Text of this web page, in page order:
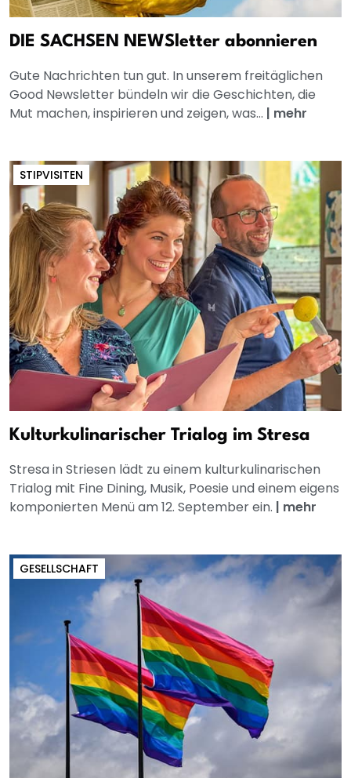
DIE SACHSEN NEWSletter abonnieren
Gute Nachrichten tun gut. In unserem freitäglichen
Good Newsletter bündeln wir die Geschichten, die
Mut machen, inspirieren und zeigen, was... | mehr
STIPVISITEN
Kulturkulinarischer Trialog im Stresa
Stresa in Striesen lädt zu einem kulturkulinarischen
Trialog mit Fine Dining, Musik, Poesie und einem eigens
komponierten Menü am 12. September ein. | mehr
GESELLSCHAFT